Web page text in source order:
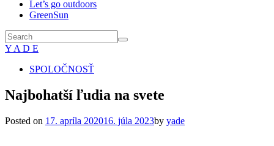
Let’s go outdoors
GreenSun
Y A D E
SPOLOČNOSŤ
Najbohatší ľudia na svete
Posted on 17. apríla 202016. júla 2023by yade